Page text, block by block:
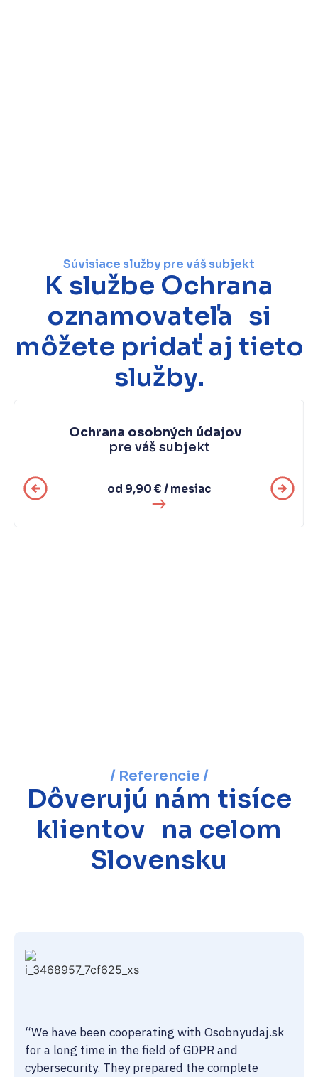
Súvisiace služby pre váš subjekt
K službe Ochrana
oznamovateľa si
môžete pridať aj tieto
služby.
Ochrana osobných údajov
pre váš subjekt
od 9,90 € / mesiac
/ Referencie /
Dôverujú nám tisíce
klientov na celom
Slovensku
“We have been cooperating with Osobnyudaj.sk
for a long time in the field of GDPR and
cybersecurity. They prepared the complete